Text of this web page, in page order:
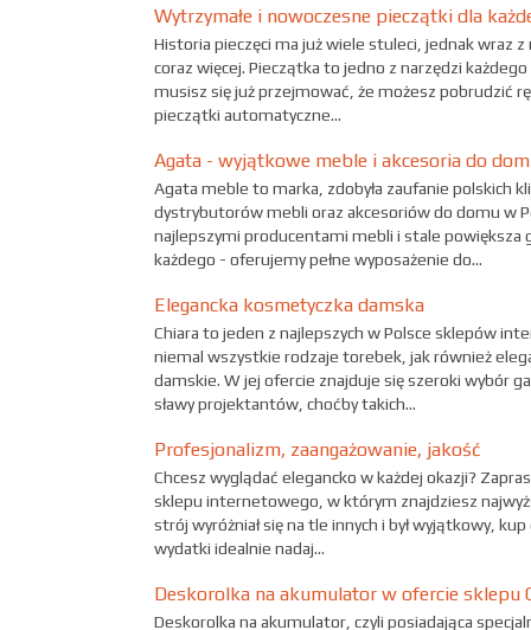
Wytrzymałe i nowoczesne pieczątki dla
Historia pieczęci ma już wiele stuleci, jednak wraz
coraz więcej. Pieczątka to jedno z narzędzi
musisz się już przejmować, że możesz pobrudzić
pieczątki automatyczne...
Agata - wyjątkowe meble i akcesoria do
Agata meble to marka, zdobyła zaufanie polskich
dystrybutorów mebli oraz akcesoriów do domu w
najlepszymi producentami mebli i stale
każdego - oferujemy pełne wyposażenie do...
Elegancka kosmetyczka damska
Chiara to jeden z najlepszych w Polsce sklepów
niemal wszystkie rodzaje torebek, jak również
damskie. W jej ofercie znajduje się szeroki wybór
sławy projektantów, choćby takich...
Profesjonalizm, zaangażowanie, jakość
Chcesz wyglądać elegancko w każdej okazji?
sklepu internetowego, w którym znajdziesz
strój wyróżniał się na tle innych i był wyjątkowy,
wydatki idealnie nadaj...
Deskorolka na akumulator w ofercie sklepu
Deskorolka na akumulator, czyli posiadająca